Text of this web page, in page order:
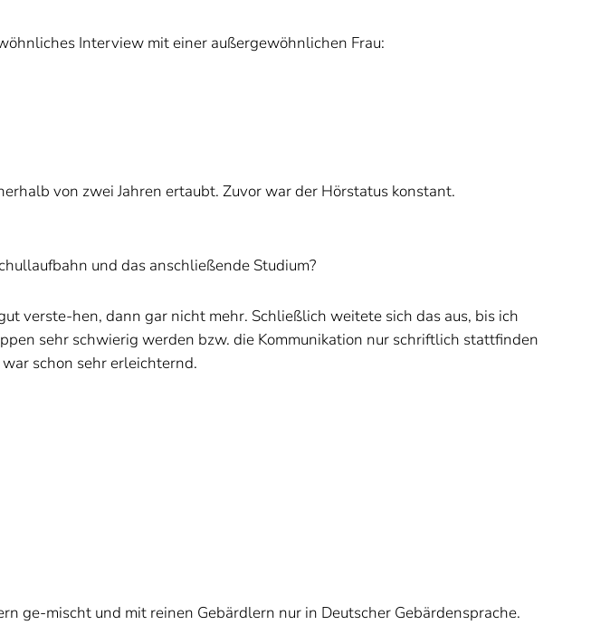
Interview mit einer außergewöhnlichen Frau:
von zwei Jahren ertaubt. Zuvor war der Hörstatus konstant.
und das anschließende Studium?
verste-hen, dann gar nicht mehr. Schließlich weitete sich das aus, bis ich
sehr schwierig werden bzw. die Kommunikation nur schriftlich stattfinden
schon sehr erleichternd.
ge-mischt und mit reinen Gebärdlern nur in Deutscher Gebärdensprache.